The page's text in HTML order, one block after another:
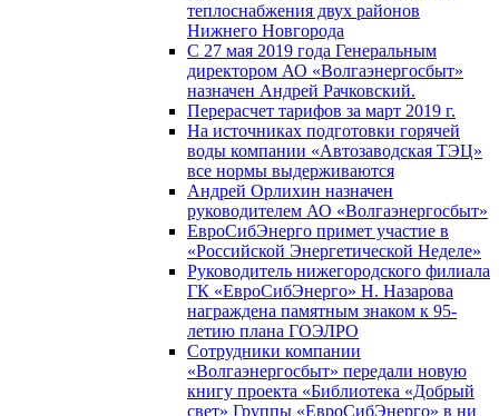
теплоснабжения двух районов
Нижнего Новгорода
С 27 мая 2019 года Генеральным
директором АО «Волгаэнергосбыт»
назначен Андрей Рачковский.
Перерасчет тарифов за март 2019 г.
На источниках подготовки горячей
воды компании «Автозаводская ТЭЦ»
все нормы выдерживаются
Андрей Орлихин назначен
руководителем АО «Волгаэнергосбыт»
ЕвроСибЭнерго примет участие в
«Российской Энергетической Неделе»
Руководитель нижегородского филиала
ГК «ЕвроСибЭнерго» Н. Назарова
награждена памятным знаком к 95-
летию плана ГОЭЛРО
Сотрудники компании
«Волгаэнергосбыт» передали новую
книгу проекта «Библиотека «Добрый
свет» Группы «ЕвроСибЭнерго» в ни